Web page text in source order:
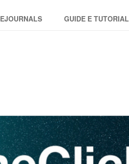
EJOURNALS GUIDE E TUTORIAL